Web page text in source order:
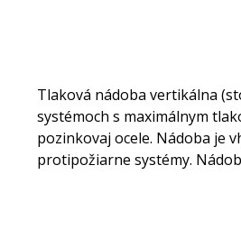
Tlaková nádoba vertikálna
systémoch s maximálnym
pozinkovaj ocele. Nádoba je
protipožiarne systémy.